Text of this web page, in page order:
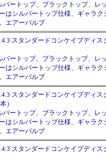
ートップ、ブラックトップ、レ
はシルバートップ仕様、ギャラ
エアーバルブ
スタンダードコンケイプディス
ートップ、ブラックトップ、レ
はシルバートップ仕様、ギャラ
エアーバルブ
スタンダードコンケイプディス
）
ートップ、ブラックトップ、レ
はシルバートップ仕様、ギャラ
エアーバルブ
スタンダードコンケイプディス